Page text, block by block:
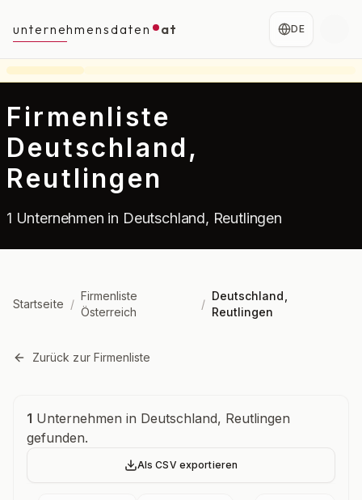
unternehmensdaten at DE
Firmenliste
Deutschland,
Reutlingen
1 Unternehmen in Deutschland, Reutlingen
Startseite /
Firmenliste
Österreich
/
Deutschland,
Reutlingen
Zurück zur Firmenliste
Unternehmensübersicht
1 Unternehmen in Deutschland, Reutlingen
gefunden.
Als CSV exportieren